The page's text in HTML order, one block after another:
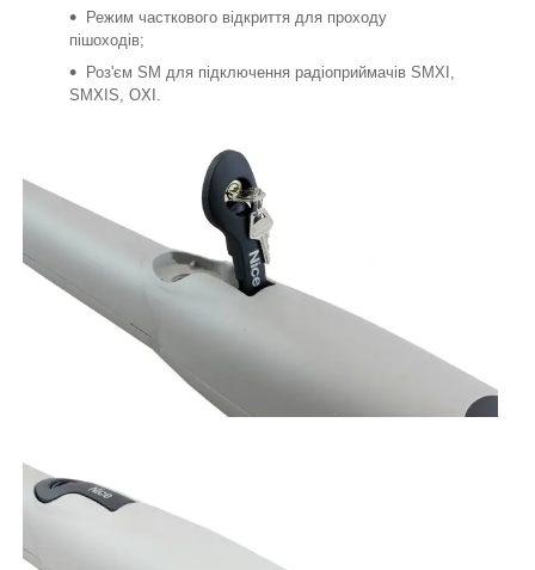
Режим часткового відкриття для проходу
пішоходів;
Роз'єм SM для підключення радіоприймачів SMXI,
SMXIS, OXI.